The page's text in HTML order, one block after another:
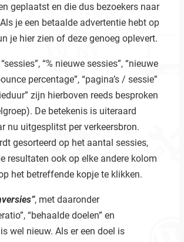
geplaatst en die dus bezoekers naar
je een betaalde advertentie hebt op
je hier zien of deze genoeg oplevert.
“% nieuwe sessies”, “nieuwe
percentage”, “pagina’s / sessie”
zijn hierboven reeds besproken
De betekenis is uiteraard
nu uitgesplitst per verkeersbron.
gesorteerd op het aantal sessies,
resultaten ook op elke andere kolom
het betreffende kopje te klikken.
, met daaronder
“behaalde doelen” en
wel nieuw. Als er een doel is